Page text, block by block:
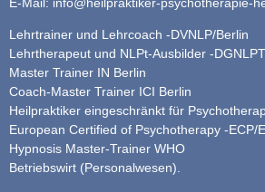
Lehrtrainer und Lehrcoach -DVNLP/Berlin
Lehrtherapeut und NLPt-Ausbilder -
Master Trainer IN Berlin
Coach-Master Trainer ICI Berlin
Heilpraktiker eingeschränkt für
European Certified of Psychotherapy -ECP/
Hypnosis Master-Trainer WHO
Betriebswirt (Personalwesen).